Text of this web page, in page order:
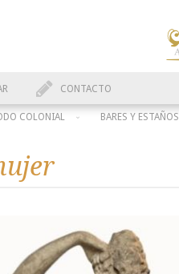
CONTACTO
COLONIAL BARES Y ESTAÑOS